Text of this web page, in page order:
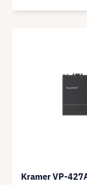
Kramer VP-